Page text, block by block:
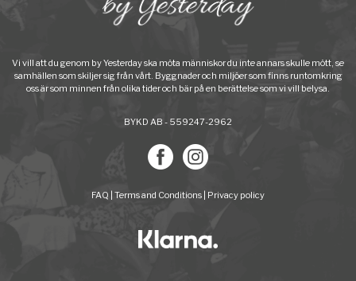
Vi vill att du genom by Yesterday ska möta människor du inte annars skulle mött, se
samhällen som skiljer sig från vårt. Byggnader och miljöer som finns runtomkring
oss är som minnen från olika tider och bär på en berättelse som vi vill belysa.
BYKD AB - 559247-2962
FAQ Terms and Conditions Privacy policy